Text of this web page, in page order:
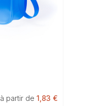
à partir de 1,83 €